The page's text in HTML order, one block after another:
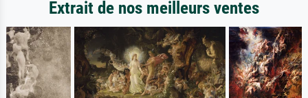
Extrait de nos meilleurs ventes